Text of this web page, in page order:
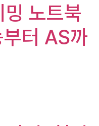
노트북
터 AS까